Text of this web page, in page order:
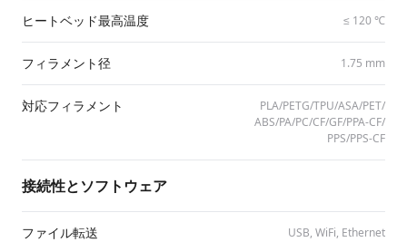
ヒートベッド最高温度 ≤ 120 ℃
フィラメント径 1.75 mm
対応フィラメント
PLA/​PETG/​TPU/​ASA/​PET/​
ABS/​PA/​PC/​CF/​GF/​PPA-CF/​
PPS/​PPS-CF
接続性とソフトウェア
ファイル転送 USB, WiFi, Ethernet